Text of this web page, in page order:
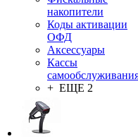
накопители
Коды активации
ОФД
Аксессуары
Кассы
+ ЕЩЕ 2